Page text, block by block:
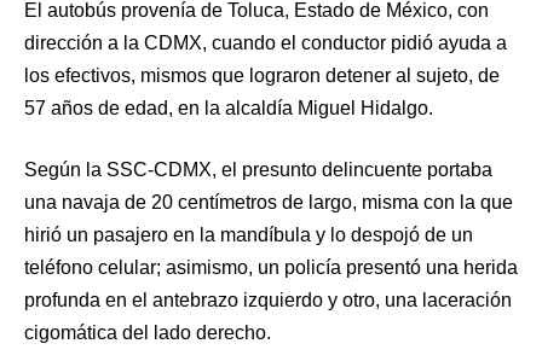
El autobús provenía de Toluca, Estado de México, con
dirección a la CDMX, cuando el conductor pidió ayuda a
los efectivos, mismos que lograron detener al sujeto, de
57 años de edad, en la alcaldía Miguel Hidalgo.
Según la SSC-CDMX, el presunto delincuente portaba
una navaja de 20 centímetros de largo, misma con la que
hirió un pasajero en la mandíbula y lo despojó de un
teléfono celular; asimismo, un policía presentó una herida
profunda en el antebrazo izquierdo y otro, una laceración
cigomática del lado derecho.